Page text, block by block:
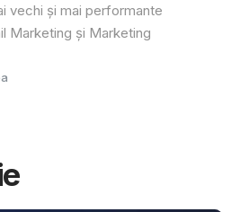
vechi și mai performante
Marketing și Marketing